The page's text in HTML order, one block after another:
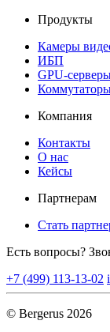
Продукты
Камеры
ИБП
GPU-
Компания
Контакты
О нас
Кейсы
Партнерам
Стать
Есть вопросы?
+7 (499) 113-13-02
© Bergerus 2026